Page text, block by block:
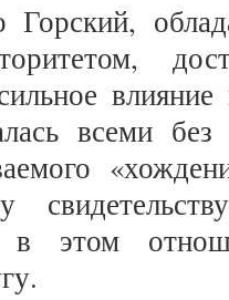
Горский,
всеми
в этом